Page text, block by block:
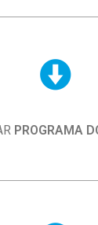
PROGRAMA